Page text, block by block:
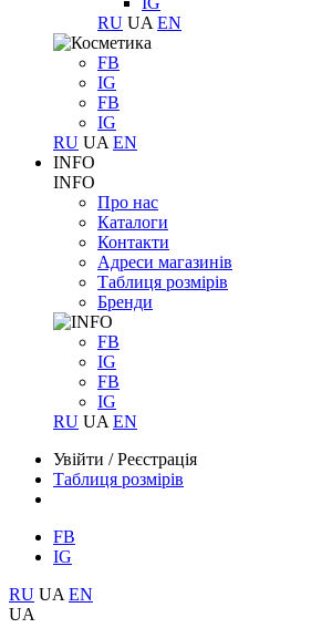
RU UA EN
FB
IG
FB
IG
RU UA EN
INFO
INFO
Про нас
Каталоги
Контакти
Адреси магазинів
Таблиця розмірів
Бренди
FB
IG
FB
IG
RU UA EN
Увійти /Реєстрація
Таблиця розмірів
FB
IG
RU UA EN
UA